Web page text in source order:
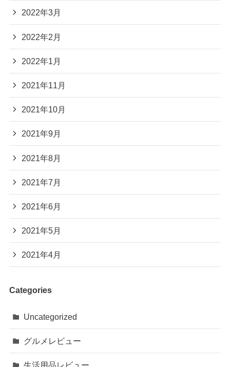
2022年3月
2022年2月
2022年1月
2021年11月
2021年10月
2021年9月
2021年8月
2021年7月
2021年6月
2021年5月
2021年4月
Categories
Uncategorized
グルメレビュー
生活用品レビュー